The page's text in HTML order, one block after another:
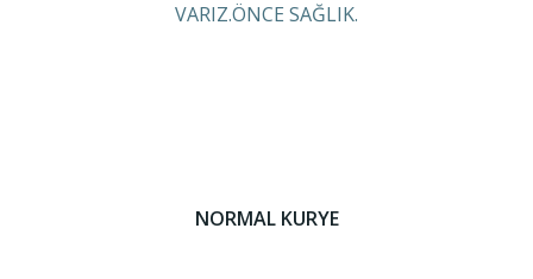
VARIZ.ÖNCE SAĞLIK.
NORMAL KURYE